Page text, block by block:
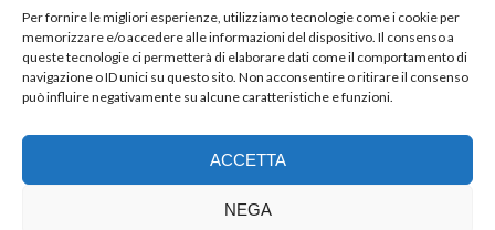
Per fornire le migliori esperienze, utilizziamo tecnologie come i cookie per
memorizzare e/o accedere alle informazioni del dispositivo. Il consenso a
queste tecnologie ci permetterà di elaborare dati come il comportamento di
navigazione o ID unici su questo sito. Non acconsentire o ritirare il consenso
può influire negativamente su alcune caratteristiche e funzioni.
ACCETTA
NEGA
10,00€ IVA incl.
AGGIUNGI AL CARRELLO